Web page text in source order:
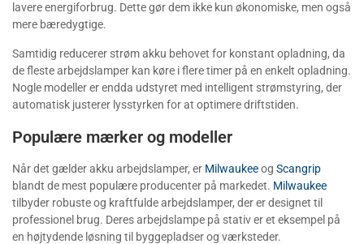
lavere energiforbrug. Dette gør dem ikke kun økonomiske, men også
mere bæredygtige.
Samtidig reducerer strøm akku behovet for konstant opladning, da
de fleste arbejdslamper kan køre i flere timer på en enkelt opladning.
Nogle modeller er endda udstyret med intelligent strømstyring, der
automatisk justerer lysstyrken for at optimere driftstiden.
Populære mærker og modeller
Når det gælder akku arbejdslamper, er Milwaukeeog Scangrip
blandt de mest populære producenter på markedet. Milwaukee
tilbyder robuste og kraftfulde arbejdslamper, der er designet til
professionel brug. Deres arbejdslampe på stativ er et eksempel på
en højtydende løsning til byggepladser og værksteder.